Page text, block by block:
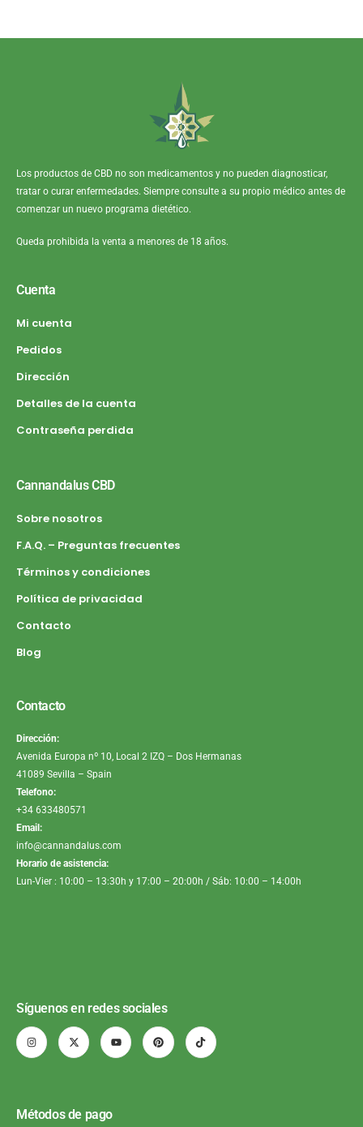
Los productos de CBD no son medicamentos y no pueden diagnosticar,
tratar o curar enfermedades. Siempre consulte a su propio médico antes de
comenzar un nuevo programa dietético.
Queda prohibida la venta a menores de 18 años.
Cuenta
Mi cuenta
Pedidos
Dirección
Detalles de la cuenta
Contraseña perdida
Cannandalus CBD
Sobre nosotros
F.A.Q. – Preguntas frecuentes
Términos y condiciones
Política de privacidad
Contacto
Blog
Contacto
Dirección:
Avenida Europa nº 10, Local 2 IZQ – Dos Hermanas
41089 Sevilla – Spain
Telefono:
+34 633480571
Email:
info@cannandalus.com
Horario de asistencia:
Lun-Vier : 10:00 – 13:30h y 17:00 – 20:00h / Sáb: 10:00 – 14:00h
Síguenos en redes sociales
Métodos de pago